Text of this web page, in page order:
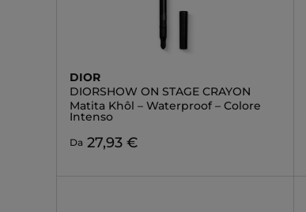
DIOR
DIORSHOW ON STAGE CRAYON
Matita Khôl – Waterproof – Colore
Intenso
Da 27,93 €